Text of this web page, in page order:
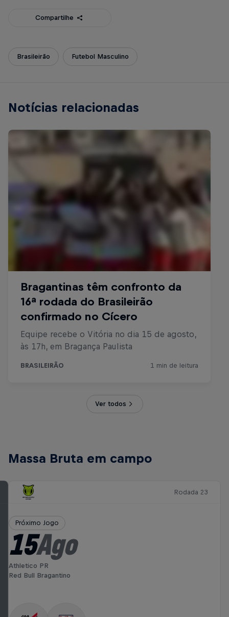
Compartilhe
Brasileirão Futebol Masculino
Notícias relacionadas
Ver todos
Massa Bruta em campo
Rodada 23
Próximo Jogo
15Ago
Athletico PR
Red Bull Bragantino